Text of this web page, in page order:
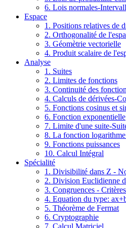
6. Lois normales-
Espace
1. Positions relatives de
2. Orthogonalité de
3. Géomètrie vectorielle
4. Produit scalaire de
Analyse
1. Suites
2. Limites de fonctions
3. Continuité des
4. Calculs de dérivées-
5. Fonctions cosinus et
6. Fonction exponentielle
7. Limite d'une suite-
8. La fonction
9. Fonctions puissances
10. Calcul Intégral
Spécialité
1. Divisibilité dans Z -
2. Division Euclidienne
3. Congruences -
4. Equation du type:
5. Théorème de Fermat
6. Cryptographie
7. Calcul Matriciel